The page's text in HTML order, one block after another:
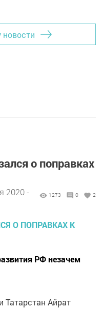
новости
о поправках
2020 -
1273 0 2
РФ незачем
Татарстан Айрат